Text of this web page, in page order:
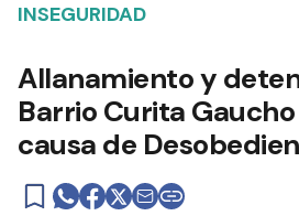
INSEGURIDAD
Allanamiento y
Barrio Curita
causa de